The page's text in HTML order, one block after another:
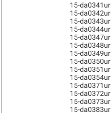
15-da0341ur
15-da0342ur
15-da0343ur
15-da0344ur
15-da0347ur
15-da0348ur
15-da0349ur
15-da0350ur
15-da0351ur
15-da0354ur
15-da0371ur
15-da0372ur
15-da0373ur
15-da0383ur